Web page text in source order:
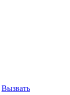
Вызвать